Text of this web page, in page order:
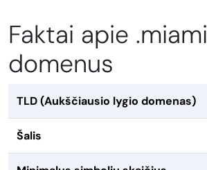
Faktai apie .miami
domenus
TLD (Aukščiausio lygio domenas)
Šalis